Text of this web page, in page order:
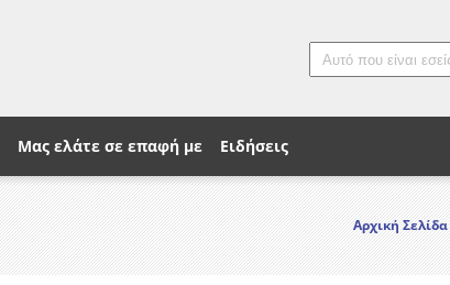
Μας ελάτε σε επαφή με Ειδήσεις
Αρχική Σελίδα